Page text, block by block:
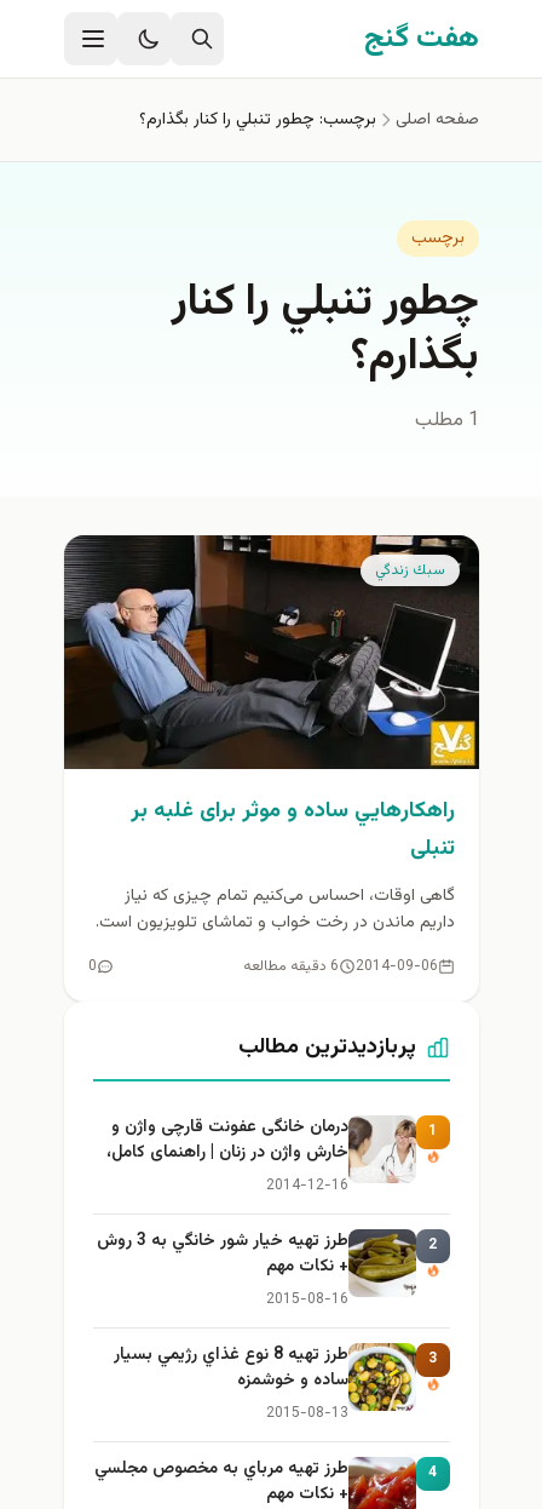
رفتن به محتوای اصلی
هفت گنج
صفحه اصلی برچسب: چطور تنبلي را كنار بگذارم؟
برچسب
چطور تنبلي را كنار
بگذارم؟
1 مطلب
سبك زندگي
راهكارهايي ساده و موثر برای غلبه بر
تنبلی
گاهی اوقات، احساس می‌کنیم تمام چیزی که نیاز
داریم ماندن در رخت خواب و تماشای تلویزیون است.
2014-09-06 6 دقیقه مطالعه 0
پربازدیدترین مطالب
1
درمان خانگی عفونت قارچی واژن و
خارش واژن در زنان | راهنمای کامل،
ایمن و کاربردی
2014-12-16
2
طرز تهيه خیار شور خانگي به 3 روش
+ نكات مهم
2015-08-16
3
طرز تهيه 8 نوع غذاي رژيمي بسيار
ساده و خوشمزه
2015-08-13
4
طرز تهيه مرباي به مخصوص مجلسي
+ نكات مهم